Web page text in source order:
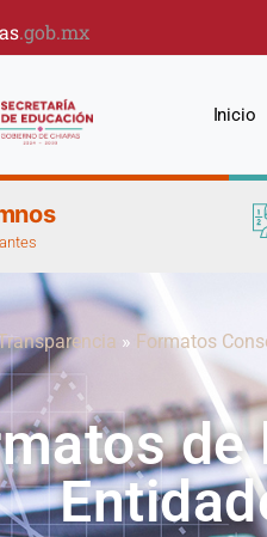
.gob.mx
Inicio
» Formatos
de